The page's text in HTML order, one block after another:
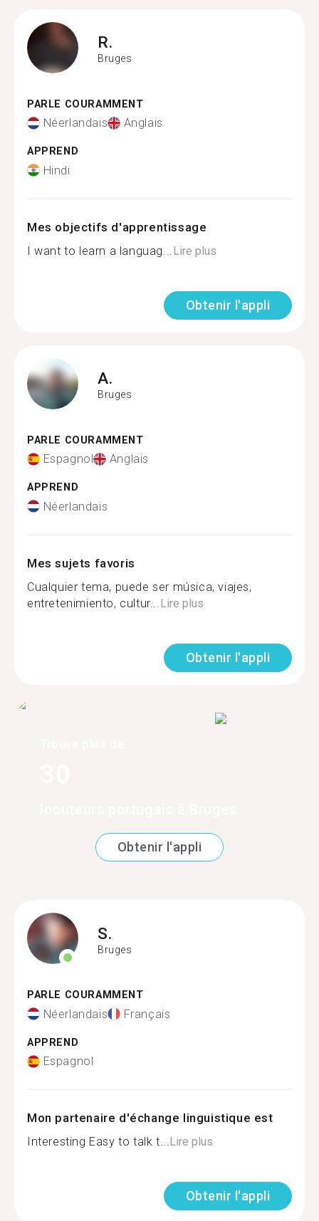
R.
Bruges
PARLE COURAMMENT
Néerlandais Anglais
APPREND
Hindi
Mes objectifs d'apprentissage
I want to learn a languag... Lire plus
Obtenir l'appli
A.
Bruges
PARLE COURAMMENT
Espagnol Anglais
APPREND
Néerlandais
Mes sujets favoris
Cualquier tema, puede ser música, viajes,
entretenimiento, cultur... Lire plus
Obtenir l'appli
Obtenir l'appli
S.
Bruges
PARLE COURAMMENT
Néerlandais Français
APPREND
Espagnol
Mon partenaire d'échange linguistique est
Interesting Easy to talk t...Lire plus
Obtenir l'appli